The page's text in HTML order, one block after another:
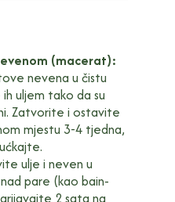
(macerat):
nevena u čistu
uljem tako da su
Zatvorite i ostavite
mjestu 3-4 tjedna,
ulje i neven u
pare (kao bain-